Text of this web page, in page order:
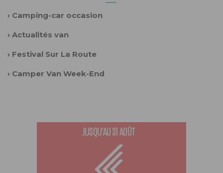
› Camping-car occasion
› Actualités van
› Festival Sur La Route
› Camper Van Week-End